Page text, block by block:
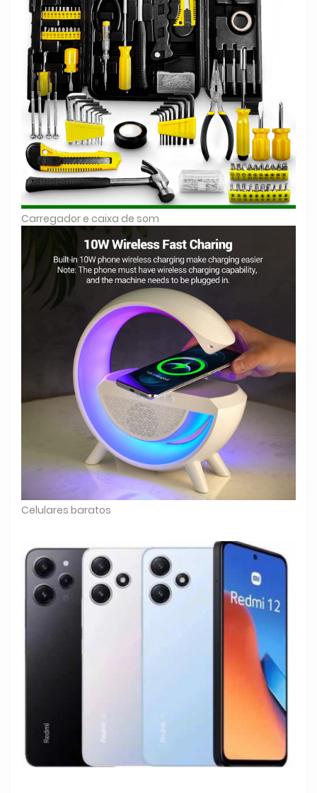
Carregador e caixa de som
Celulares baratos